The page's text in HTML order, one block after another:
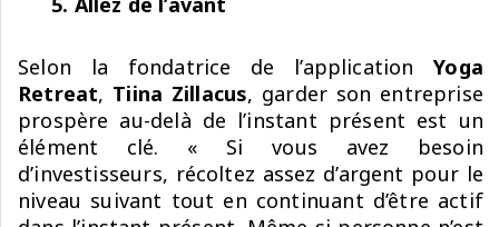
Selon la fondatrice de l’applicationYoga
Retreat, Tiina Zillacus, garder son entreprise
prospère au-delà de l’instant présent est un
élément clé. « Si vous avez besoin
d’investisseurs, récoltez assez d’argent pour le
niveau suivant tout en continuant d’être actif